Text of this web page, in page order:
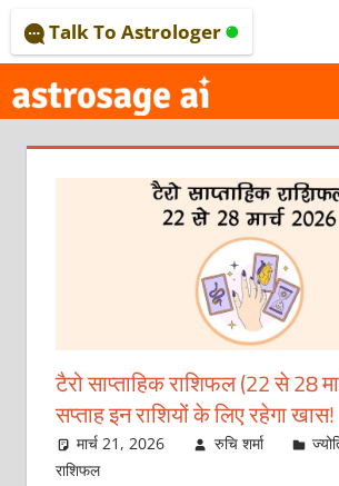
to
content
–
Talk To Astrologer
टैरो साप्ताहिक राशिफल (22 से 28
सप्ताह इन राशियों के लिए रहेगा खास!
मार्च 21, 2026 रुचि शर्मा
राशिफल